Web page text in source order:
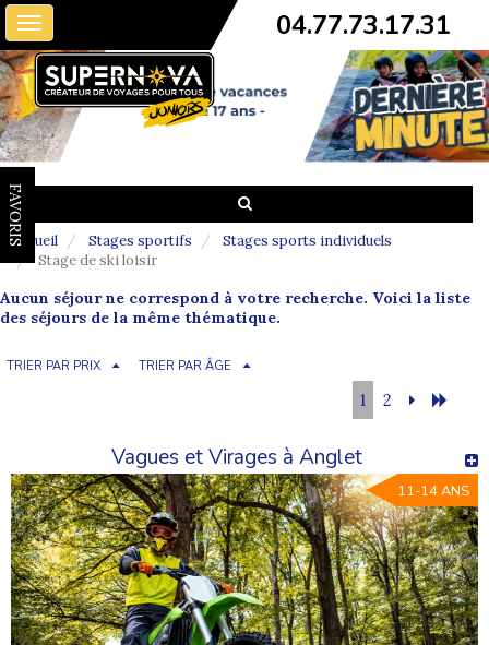
Toggle
navigation
04.77.73.17.31
FAVORIS
Accueil Stages sportifs
Stages sports individuels
Stage de ski loisir
Aucun séjour ne correspond à votre recherche. Voici la liste
des séjours de la même thématique.
TRIER PAR PRIX TRIER PAR ÂGE
1 2
Vagues et Virages à Anglet
11-14 ANS